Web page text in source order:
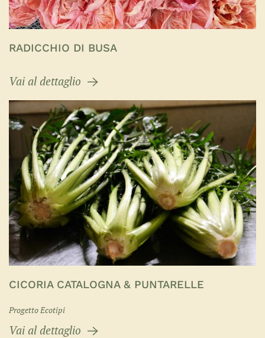
RADICCHIO DI BUSA
Vai al dettaglio
CICORIA CATALOGNA & PUNTARELLE
Progetto Ecotipi
Vai al dettaglio